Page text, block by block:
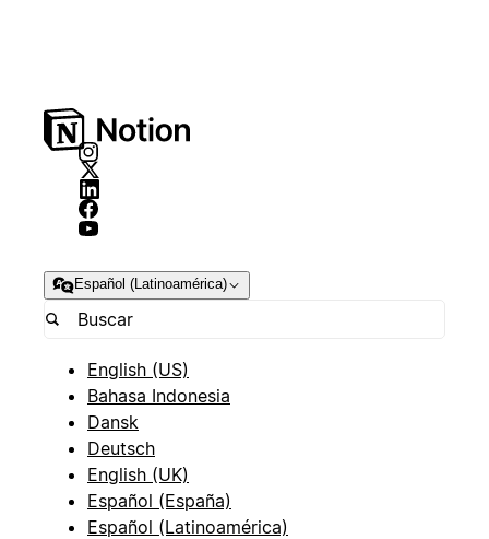
Español (Latinoamérica)
English (US)
Bahasa Indonesia
Dansk
Deutsch
English (UK)
Español (España)
Español (Latinoamérica)